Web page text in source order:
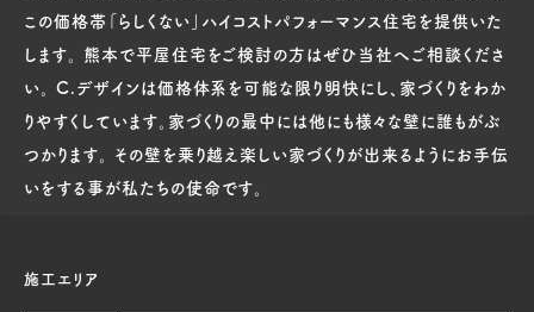
この価格帯「らしくない」ハイコストパフォーマンス住宅を提供いた
します。 熊本で平屋住宅をご検討の方はぜひ当社へご相談くださ
い。 C.デザインは価格体系を可能な限り明快にし、家づくりをわか
りやすくしています。家づくりの最中には他にも様々な壁に誰もがぶ
つかります。 その壁を乗り越え楽しい家づくりが出来るようにお手伝
いをする事が私たちの使命です。
施工エリア